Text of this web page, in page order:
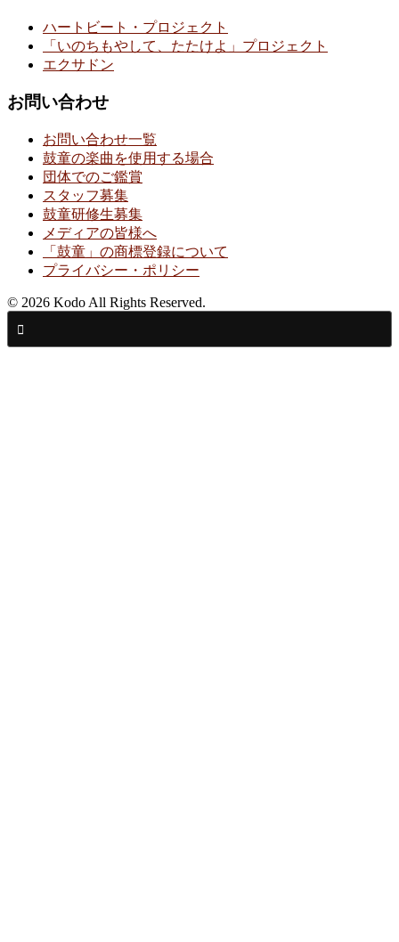
ハートビート・プロジェクト
「いのちもやして、たたけよ」プロジェクト
エクサドン
お問い合わせ
お問い合わせ一覧
鼓童の楽曲を使用する場合
団体でのご鑑賞
スタッフ募集
鼓童研修生募集
メディアの皆様へ
「鼓童」の商標登録について
プライバシー・ポリシー
© 2026 Kodo All Rights Reserved.